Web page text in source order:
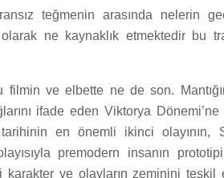
teğmenin arasında nelerin
ne kaynaklık etmektedir bu
filmin ve elbette ne de son.
ifade eden Viktorya
en önemli ikinci olayının,
premodern insanın
karakter ve olayların zeminini teşkil